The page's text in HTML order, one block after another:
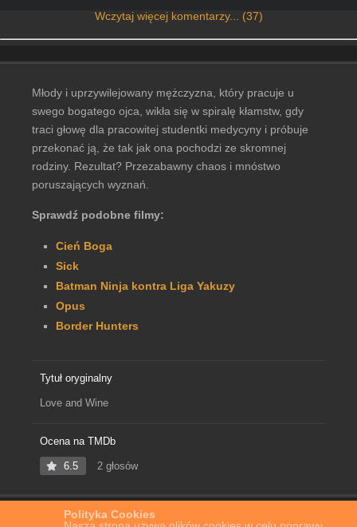
Polityka Cookies
Wczytaj więcej komentarzy... (37)
Młody i uprzywilejowany mężczyzna, który pracuje u
swego bogatego ojca, wikła się w spiralę kłamstw, gdy
traci głowę dla pracowitej studentki medycyny i próbuje
przekonać ją, że tak jak ona pochodzi ze skromnej
rodziny. Rezultat? Przezabawny chaos i mnóstwo
poruszających wyznań.
Sprawdź podobne filmy:
Cień Boga
Sick
Batman Ninja kontra Liga Yakuzy
Opus
Border Hunters
Tytuł oryginalny
Love and Wine
Ocena na TMDb
6.5 2 głosów
Film Online Miłość i wino